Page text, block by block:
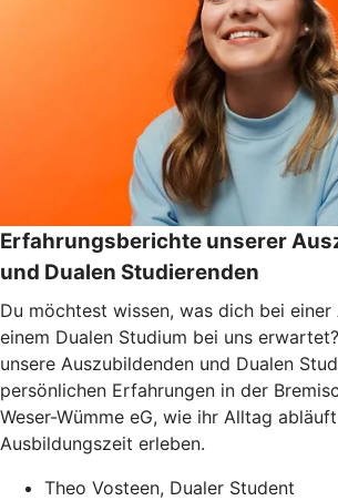
Erfahrungsberichte unserer
und Dualen Studierenden
Du möchtest wissen, was dich bei
einem Dualen Studium bei uns
unsere Auszubildenden und Dualen
persönlichen Erfahrungen in der
Weser-Wümme eG, wie ihr Alltag
Ausbildungszeit erleben.
Theo Vosteen, Dualer Student